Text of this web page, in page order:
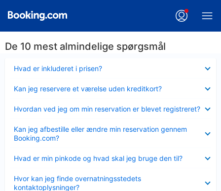
De 10 mest almindelige spørgsmål
Hvad er inkluderet i prisen?
Kan jeg reservere et værelse uden kreditkort?
Hvordan ved jeg om min reservation er blevet registreret?
Kan jeg afbestille eller ændre min reservation gennem
Booking.com?
Hvad er min pinkode og hvad skal jeg bruge den til?
Hvor kan jeg finde overnatningsstedets
kontaktoplysninger?